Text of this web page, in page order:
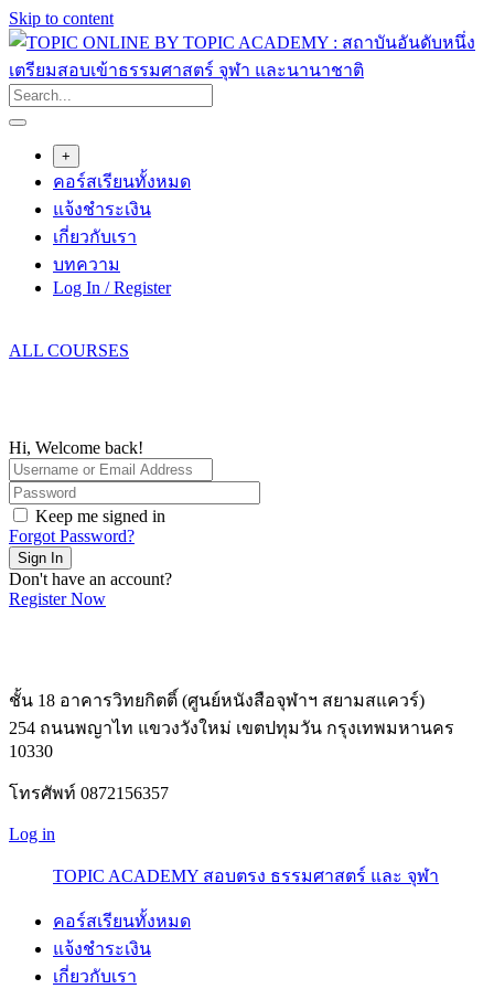
Skip to content
+
คอร์สเรียนทั้งหมด
แจ้งชำระเงิน
เกี่ยวกับเรา
บทความ
Log In / Register
ALL COURSES
Hi, Welcome back!
Keep me signed in
Forgot Password?
Sign In
Don't have an account?
Register Now
ชั้น 18 อาคารวิทยกิตติ์ (ศูนย์หนังสือจุฬาฯ สยามสแควร์)
254 ถนนพญาไท แขวงวังใหม่ เขตปทุมวัน กรุงเทพมหานคร
10330
โทรศัพท์ 0872156357
Log in
TOPIC ACADEMY สอบตรง ธรรมศาสตร์ และ จุฬา
คอร์สเรียนทั้งหมด
แจ้งชำระเงิน
เกี่ยวกับเรา